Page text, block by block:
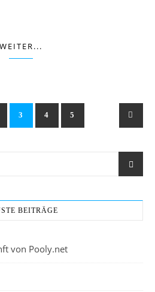
WEITER...
3 4 5
BEITRÄGE
von Pooly.net